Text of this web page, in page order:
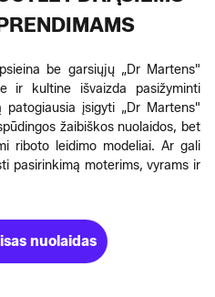
be garsiųjų „Dr Martens"
ir kultine išvaizda pasižyminti
įsigyti „Dr Martens"
žaibiškos nuolaidos, bet
riboto leidimo modeliai. Ar gali
pasirinkimą moterims, vyrams ir
nuolaidas